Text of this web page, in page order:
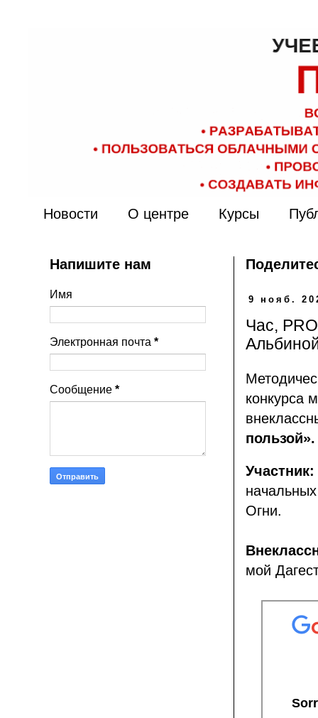
Новости О центре Курсы
9 нояб.
Час,
конкурса
пользой».
Огни.
мой
Напишите нам
Имя
Электронная почта *
Сообщение *